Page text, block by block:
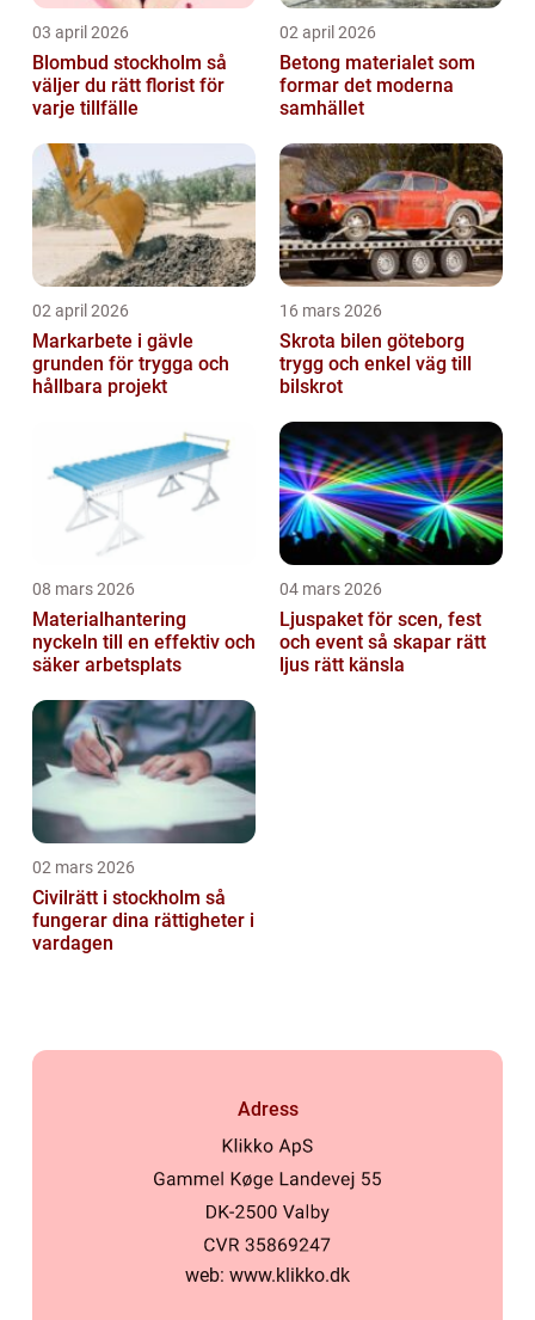
03 april 2026
Blombud stockholm så
väljer du rätt florist för
varje tillfälle
02 april 2026
Betong materialet som
formar det moderna
samhället
02 april 2026
Markarbete i gävle
grunden för trygga och
hållbara projekt
16 mars 2026
Skrota bilen göteborg
trygg och enkel väg till
bilskrot
08 mars 2026
Materialhantering
nyckeln till en effektiv och
säker arbetsplats
04 mars 2026
Ljuspaket för scen, fest
och event så skapar rätt
ljus rätt känsla
02 mars 2026
Civilrätt i stockholm så
fungerar dina rättigheter i
vardagen
Adress
web: www.klikko.dk